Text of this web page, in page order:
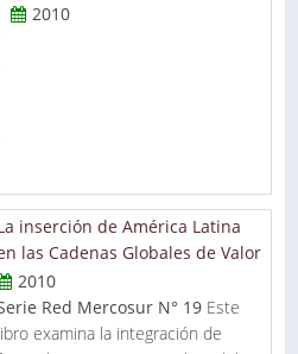
a lo largo de esta década. Estos
cada vez más difundida en la
de política. Las primeras
ha transformado en un socio
para la Argentina y ha
en el plano regional y global.
otros momentos de activismo
vez el país vecino parece
sostenerlo.
2010
inserción de América Latina
las Cadenas Globales de Valor
2010
Red Mercosur N° 19 Este
examina la integración de